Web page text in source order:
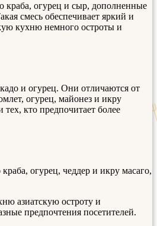
краба, огурец и сыр, дополненные
смесь обеспечивает яркий и
кухню немного остроты и
и огурец. Они отличаются от
огурец, майонез и икру
кто предпочитает более
огурец, чеддер и икру масаго,
азиатскую остроту и
предпочтения посетителей.